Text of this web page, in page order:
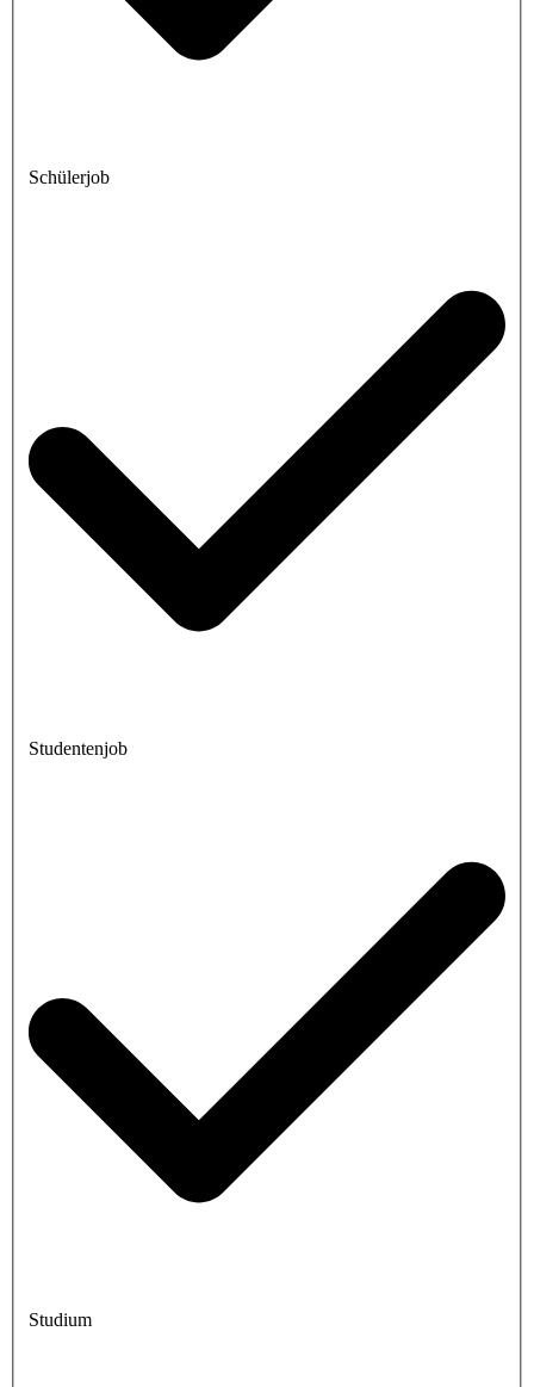
Schülerjob
Studentenjob
Studium